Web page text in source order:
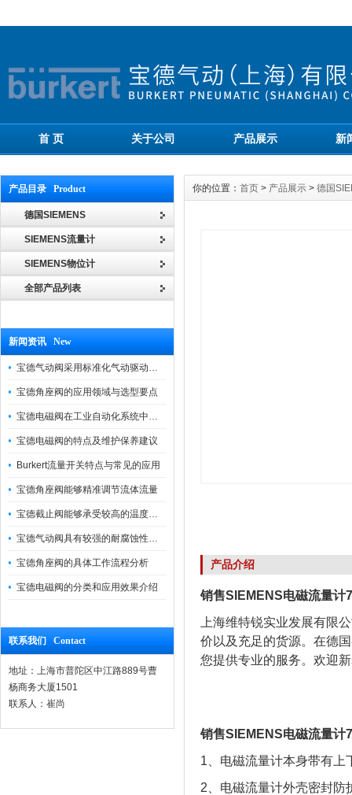
首 页 关于公司 产品展示 新
产品目录 Product
德国SIEMENS
SIEMENS流量计
SIEMENS物位计
全部产品列表
新闻资讯 New
宝德气动阀采用标准化气动驱动设计，可匹配各类工业气源工况
宝德角座阀的应用领域与选型要点
宝德电磁阀在工业自动化系统中的作用
宝德电磁阀的特点及维护保养建议
Burkert流量开关特点与常见的应用
宝德角座阀能够精准调节流体流量
宝德截止阀能够承受较高的温度和压力
宝德气动阀具有较强的耐腐蚀性和抗震性
宝德角座阀的具体工作流程分析
宝德电磁阀的分类和应用效果介绍
联系我们 Contact
地址：上海市普陀区中江路889号曹
杨商务大厦1501
联系人：崔尚
你的位置： 首页 > 产品展示 > 德国
产品介绍
销售SIEMENS电磁流量
上海维特锐实业发展有限
价以及充足的货源。在德
您提供专业的服务。欢迎
销售SIEMENS电磁流量
1、电磁流量计本身带有上
2、电磁流量计外壳密封防